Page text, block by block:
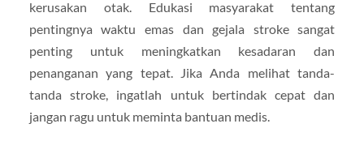
kerusakan otak. Edukasi masyarakat tentang
pentingnya waktu emas dan gejala stroke sangat
penting untuk meningkatkan kesadaran dan
penanganan yang tepat. Jika Anda melihat tanda-
tanda stroke, ingatlah untuk bertindak cepat dan
jangan ragu untuk meminta bantuan medis.